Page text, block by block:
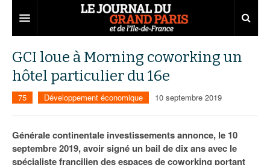
Territoires
Aménagement
Institutions
Entreprises
Emploi
75
Carnet
GCI loue à Morning coworking un
hôtel particulier du 16e
75 Développement économique 10 septembre 2019
Générale continentale investissements annonce, le 10
septembre 2019, avoir signé un bail de dix ans avec le
spécialiste francilien des espaces de coworking portant